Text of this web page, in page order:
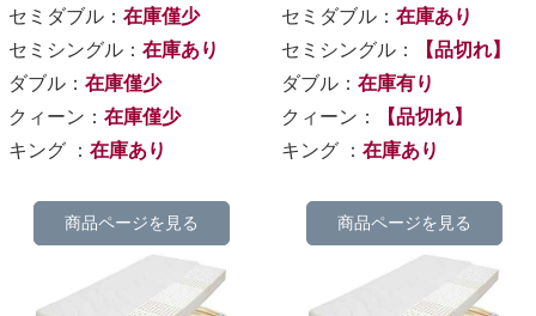
セミダブル： 在庫僅少
セミシングル： 在庫あり
ダブル： 在庫僅少
クィーン： 在庫僅少
キング ： 在庫あり
商品ページを見る
セミダブル：在庫あり
セミシングル：
【品切れ】
ダブル：在庫有り
クィーン：
【品切れ】
キング ：在庫あり
商品ページを見る